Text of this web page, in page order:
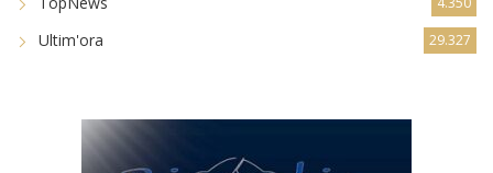
Ultim'ora 29.327